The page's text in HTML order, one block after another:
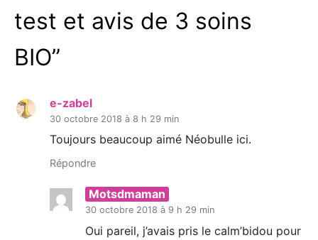
test et avis de 3 soins
BIO”
e-zabel
30 octobre 2018 à 8 h 29 min
Toujours beaucoup aimé Néobulle ici.
Répondre
Motsdmaman
30 octobre 2018 à 9 h 29 min
Oui pareil, j’avais pris le calm’bidou pour